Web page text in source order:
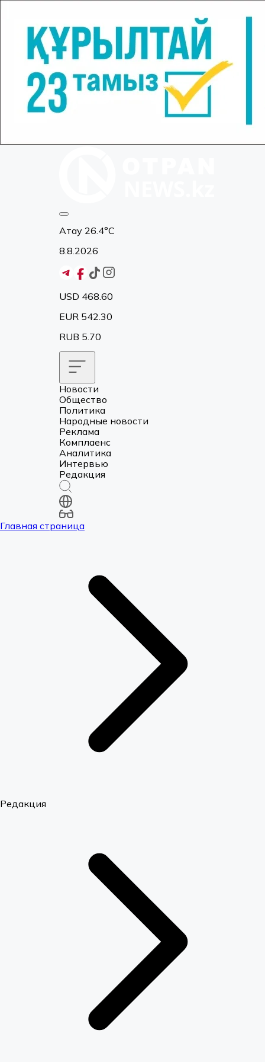
Ақтау 26.4°C
8.8.2026
USD 468.60
EUR 542.30
RUB 5.70
Новости
Общество
Политика
Народные новости
Реклама
Комплаенс
Аналитика
Интервью
Редакция
Главная страница
Редакция